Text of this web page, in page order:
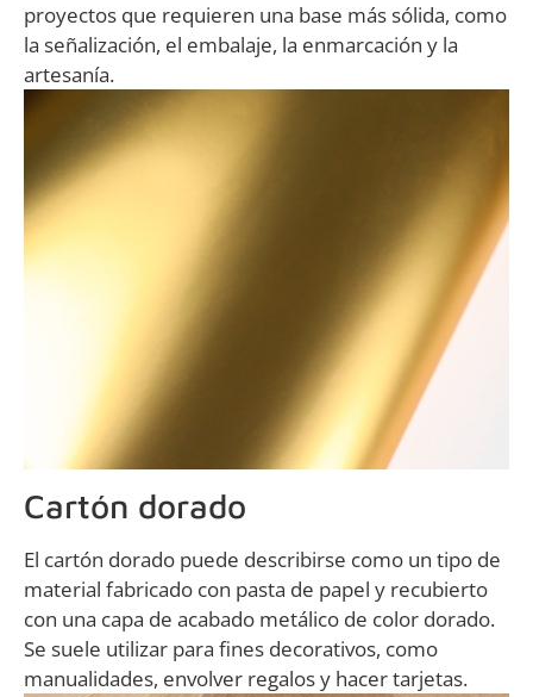
proyectos que requieren una base más sólida, como
la señalización, el embalaje, la enmarcación y la
artesanía.
Cartón dorado
El cartón dorado puede describirse como un tipo de
material fabricado con pasta de papel y recubierto
con una capa de acabado metálico de color dorado.
Se suele utilizar para fines decorativos, como
manualidades, envolver regalos y hacer tarjetas.